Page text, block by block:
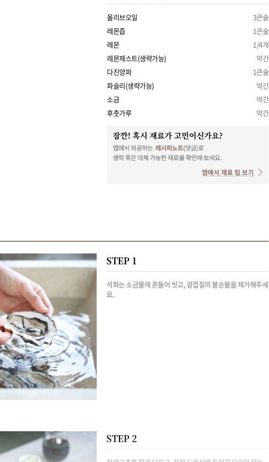
올리브오일
3큰술
레몬즙
1큰술
레몬
1/4개
레몬제스트(생략가능)
약간
다진양파
1큰술
파슬리(생략가능)
약간
소금
약간
후춧가루
약간
STEP 1
석화는 소금물에 흔들어 씻고, 겉껍질의 불순물을 제거해주세
요.
STEP 2